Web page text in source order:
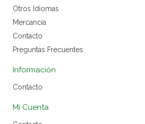
Otros Idiomas
Mercancía
Contacto
Preguntas Frecuentes
Información
Contacto
Mi Cuenta